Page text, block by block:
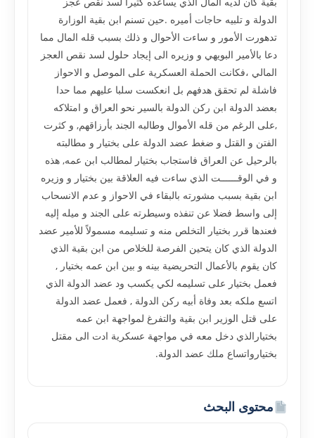
الدولة و تلبيه حاجات أميره .حين تسنم ابن بقية الوزارة
تدهورت الأمور و ساءت الأحوال و ذلك بسبب قله المال مما
دعا بالأمير البويهي و وزيره الى إيجاد حلول لسد نقص العجز
المالي ،فكانت الحملة العسكرية على الموصل و الاحواز
فاشلة لم تحقق هدفهم بل انعكست سلبا عليهم مما حدا
بعضد الدولة ابن ركن الدولة بالسير نحو العراق و امتلاكه
,على الرغم من قله الأموال وطالبه الجند بأرزاقهم, و كثرت
الفتن و القتل و ضغط عضد الدولة على بختيار و مطالبته
بالرحيل عن العراق فاستجاب بختيار لمطالب ابن عمه, هذه
و في الوقــــــت الذي ساءت فيه العلاقة بين بختيار و وزيره
ابن بقية بسبب مشورته بالبقاء في الاحواز و عدم الانسحاب
إلى واسط فضلا عن تنفذه وسيطرته على الجند و ميله إليه
فعندها قرر بختيار التخلص منه و تسليمه مسمولاً للأمير عضد
الدولة الذي كان يتحين الفرصة للخلاص من ابن بقية الذي
كان يقوم بالأعمال التحريضية بينه و بين ابن عمه بختيار ,
فعمل بختيار على تسليمه لكي يكسب ود عضد الدولة الذي
اتسع ملكه بعد وفاة أبيه ركن الدولة , فعمل عضد الدولة
على قتل الوزير ابن بقية والتفرغ لمواجهة ابن عمه
بختيارالذي دخل معه في مواجهة عسكرية ادت الى مقتل
بختيارواتساع ملك عضد الدولة.
محتوى البحث